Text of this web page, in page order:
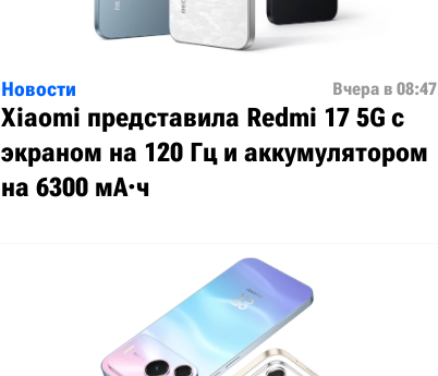
Новости Вчера в 08:47
Xiaomi представила Redmi 17 5G с
экраном на 120 Гц и аккумулятором
на 6300 мА·ч